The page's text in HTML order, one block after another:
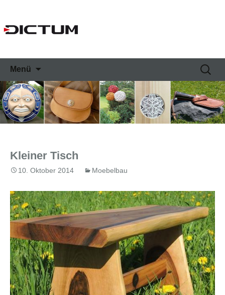
Menü
Inhalt
Suchen
nach:
Kleiner Tisch
10. Oktober 2014 Moebelbau